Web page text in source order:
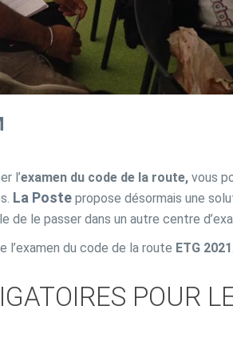
l’examen du code de la route, vous
La Poste propose désormais une
de le passer dans un autre centre
l’examen du code de la route ETG 2021.
POUR